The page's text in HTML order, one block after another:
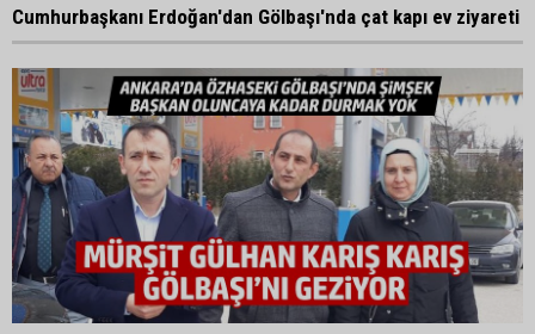
Cumhurbaşkanı Erdoğan'dan Gölbaşı'nda çat kapı ev ziyareti